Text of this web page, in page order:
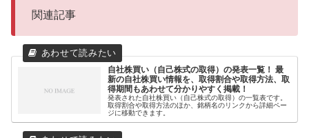
関連記事
自社株買い（自己株式の取得）の発表一覧！ 最
新の自社株買い情報を、取得割合や取得方法、取
得期間もあわせて分かりやすく掲載！
発表された自社株買い（自己株式の取得）の一覧表です。
取得割合や取得方法のほか、銘柄名のリンクから詳細ペー
ジに移動できます。